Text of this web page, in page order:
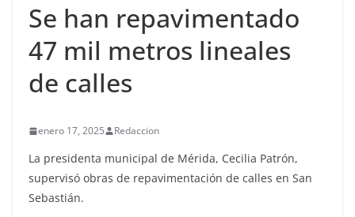
Se han repavimentado
47 mil metros lineales
de calles
enero 17, 2025 Redaccion
La presidenta municipal de Mérida, Cecilia Patrón,
supervisó obras de repavimentación de calles en San
Sebastián.